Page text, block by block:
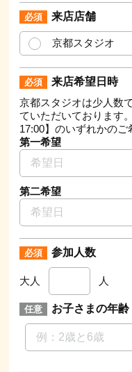
来店店舗
京都スタジオ
来店希望日時
京都スタジオは少人数
ていただいております
17:00】のいずれかのご
第一希望
第二希望
参加人数
大人 人
お子さまの年齢